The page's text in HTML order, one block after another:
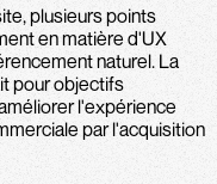
plusieurs points
en matière d'UX
naturel. La
pour objectifs
l'expérience
par l'acquisition